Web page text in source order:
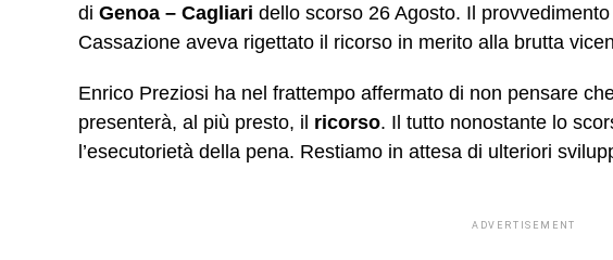
di Genoa – Cagliari dello scorso 26 Agosto. Il
Cassazione aveva rigettato il ricorso in merito alla brutta
Enrico Preziosi ha nel frattempo affermato di non pensare
presenterà, al più presto, il ricorso. Il tutto nonostante lo
l’esecutorietà della pena. Restiamo in attesa di ulteriori
ADVERTISEMENT